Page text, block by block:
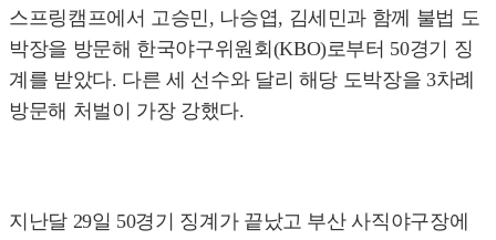
스프링캠프에서 고승민, 나승엽, 김세민과 함께 불법 도
박장을 방문해 한국야구위원회(KBO)로부터 50경기 징
계를 받았다. 다른 세 선수와 달리 해당 도박장을 3차례
방문해 처벌이 가장 강했다.
지난달 29일 50경기 징계가 끝났고 부산 사직야구장에